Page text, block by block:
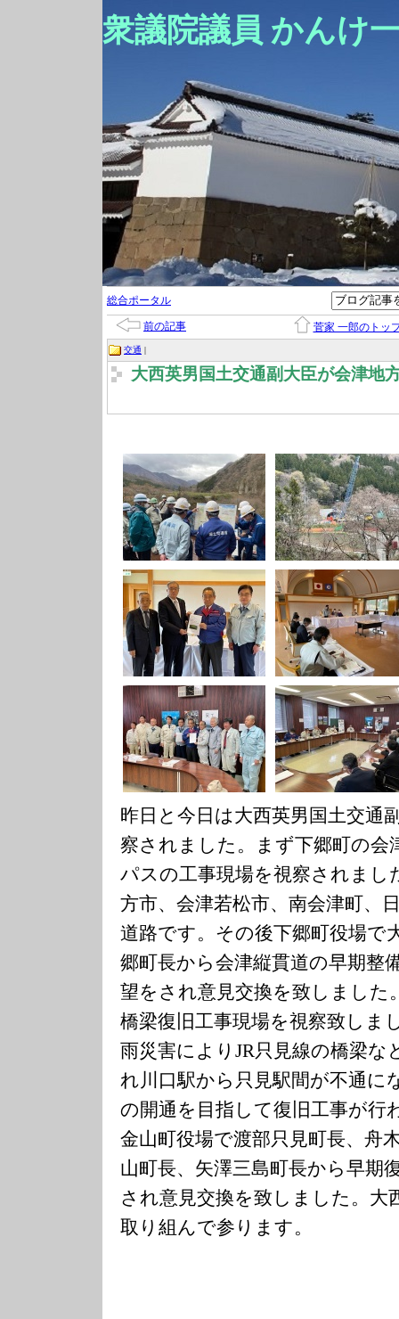
衆議院議員 かんけ
総合ポータル
前の記事 菅家 一郎のトッ
交通 |
大西英男国土交通副大臣が会津地
昨日と今日は大西英男国土交通
察されました。まず下郷町の会
パスの工事現場を視察されまし
方市、会津若松市、南会津町、
道路です。その後下郷町役場で
郷町長から会津縦貫道の早期整
望をされ意見交換を致しました
橋梁復旧工事現場を視察致しま
雨災害によりJR只見線の橋梁な
れ川口駅から只見駅間が不通に
の開通を目指して復旧工事が行
金山町役場で渡部只見町長、舟
山町長、矢澤三島町長から早期
され意見交換を致しました。大
取り組んで参ります。